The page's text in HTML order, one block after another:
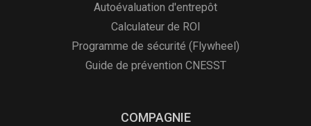
Autoévaluation d'entrepôt
Calculateur de ROI
Programme de sécurité (Flywheel)
Guide de prévention CNESST
COMPAGNIE